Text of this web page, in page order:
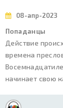
08-апр-2023
Попаданцы
Действие
времена
начинает свою